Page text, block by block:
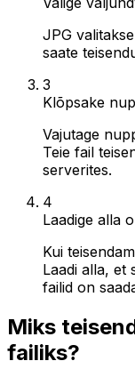
JPG
saate
3
Klõpsake
Vajutage
Teie fail
serverites.
4
Laadige alla
Kui
Laadi alla, et
failid on
Miks
failiks?